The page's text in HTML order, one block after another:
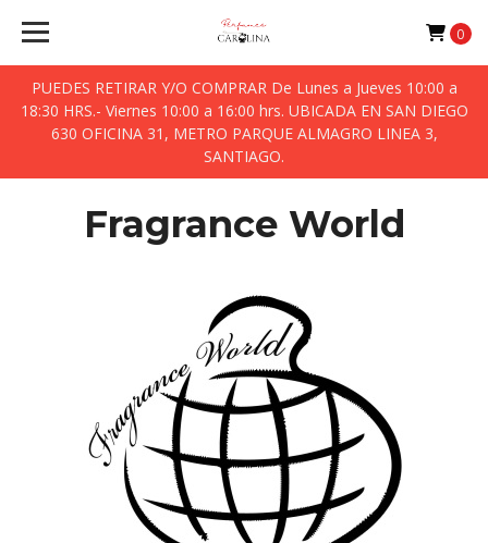
PUEDES RETIRAR Y/O COMPRAR De Lunes a Jueves 10:00 a
18:30 HRS.- Viernes 10:00 a 16:00 hrs. UBICADA EN SAN DIEGO
630 OFICINA 31, METRO PARQUE ALMAGRO LINEA 3,
SANTIAGO.
0
Fragrance World